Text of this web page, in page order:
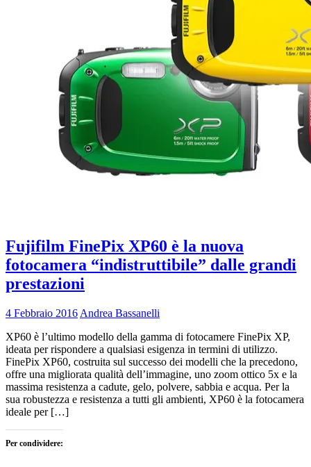
Fujifilm FinePix XP60 è la nuova
fotocamera “indistruttibile” dalle grandi
prestazioni
4 Febbraio 2016 Andrea Bassanelli
XP60 è l’ultimo modello della gamma di fotocamere FinePix XP,
ideata per rispondere a qualsiasi esigenza in termini di utilizzo.
FinePix XP60, costruita sul successo dei modelli che la precedono,
offre una migliorata qualità dell’immagine, uno zoom ottico 5x e la
massima resistenza a cadute, gelo, polvere, sabbia e acqua. Per la
sua robustezza e resistenza a tutti gli ambienti, XP60 è la fotocamera
ideale per […]
Per condividere: